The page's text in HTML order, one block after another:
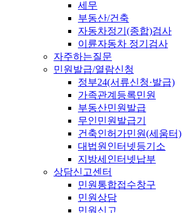
세무
부동산/건축
자동차정기(종합)검사
이륜자동차 정기검사
자주하는질문
민원발급/열람신청
정부24(서류신청·발급)
가족관계등록민원
부동산민원발급
무인민원발급기
건축인허가민원(세움터)
대법원인터넷등기소
지방세인터넷납부
상담신고센터
민원통합접수창구
민원상담
민원신고